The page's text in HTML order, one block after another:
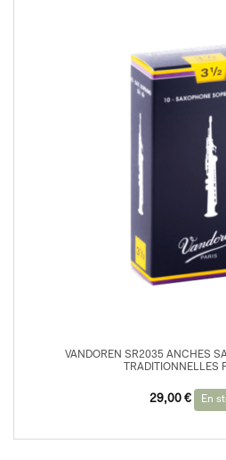
VANDOREN SR2035 ANCHES
TRADITIONNELLES
29,00 € En